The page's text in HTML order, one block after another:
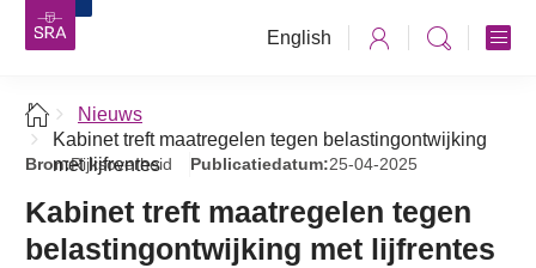
English
Nieuws
Kabinet treft maatregelen tegen belastingontwijking
met lijfrentes
Bron:Rijksoverheid Publicatiedatum:25-04-2025
Kabinet treft maatregelen tegen
belastingontwijking met lijfrentes